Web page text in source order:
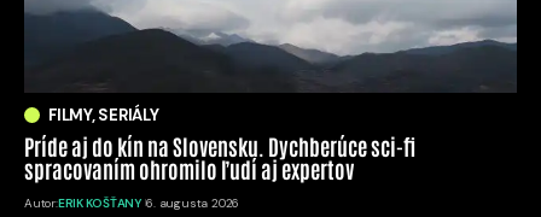
FILMY, SERIÁLY
Príde aj do kín na Slovensku. Dychberúce sci-fi
spracovaním ohromilo ľudí aj expertov
Autor:ERIK KOŠŤANY 6. augusta 2026